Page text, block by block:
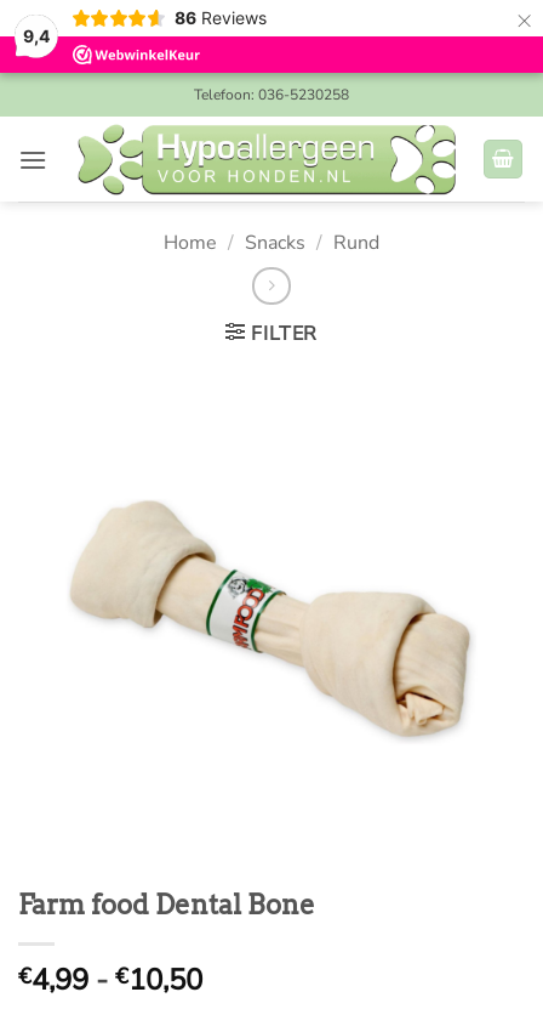
9,4
86 Reviews ×
Ga
naar
inhoud
Telefoon: 036-5230258
Home / Snacks / Rund
FILTER
Farm food Dental Bone
€4,99 - €10,50Prijsklasse: